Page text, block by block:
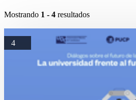
Mostrando 1 - 4 resultados
4